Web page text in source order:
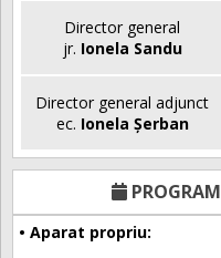
Director general
jr. Ionela Sandu
Director general adjunct
ec. Ionela Șerban
PROGRAM
• Aparat propriu: